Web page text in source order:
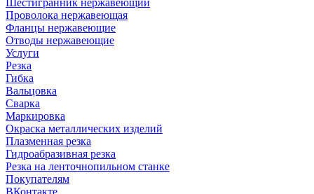
Шестигранник нержавеющий
Проволока нержавеющая
Фланцы нержавеющие
Отводы нержавеющие
Услуги
Резка
Гибка
Вальцовка
Сварка
Маркировка
Окраска металлических изделий
Плазменная резка
Гидроабразивная резка
Резка на ленточнопильном станке
Покупателям
ВКонтакте